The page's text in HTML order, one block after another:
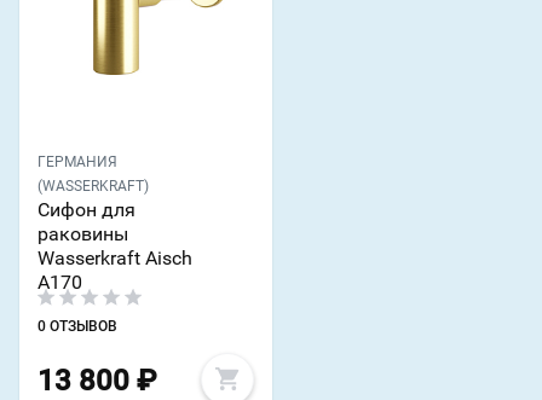
ГЕРМАНИЯ
(WASSERKRAFT)
Сифон для
раковины
Wasserkraft Aisch
A170
0 ОТЗЫВОВ
13 800 ₽